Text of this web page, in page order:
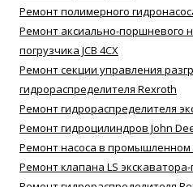
Ремонт полимерного
Ремонт аксиально-поршневого
погрузчика JCB 4CX
Ремонт секции управления
гидрораспределителя Rexroth
Ремонт гидрораспределителя
Ремонт гидроцилиндров John
Ремонт насоса в
Ремонт клапана LS экскаватора-